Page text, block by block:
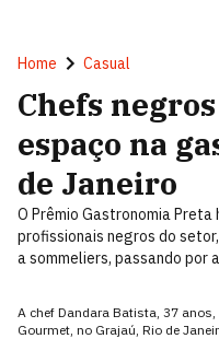
Home Casual
Chefs
espaço na
de Janeiro
O Prêmio Gastronomia Preta
profissionais negros do
a sommeliers, passando por
A chef Dandara Batista, 37
Gourmet, no Grajaú, Rio de